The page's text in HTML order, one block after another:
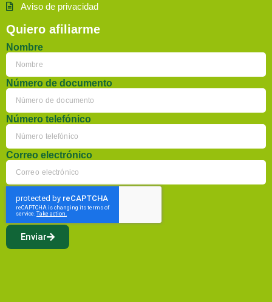
Aviso de privacidad
Quiero afiliarme
Nombre
Número de documento
Número telefónico
Correo electrónico
Enviar